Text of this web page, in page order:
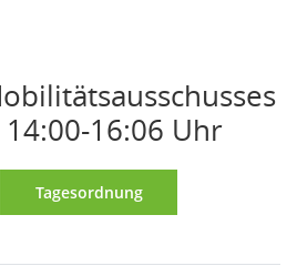
16:06 Uhr
Tagesordnung